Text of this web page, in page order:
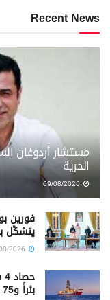
Recent News
مستشار أردوغان
الحرية
فورين
يتشكّل
بئراً و75 مليار متر مكعب غاز